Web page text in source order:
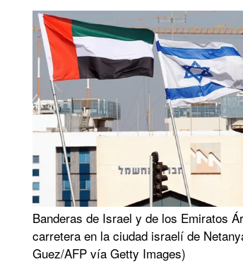
Banderas de Israel y de los Emiratos
carretera en la ciudad israelí de
Guez/AFP vía Getty Images)